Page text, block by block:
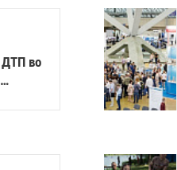
ДТП во